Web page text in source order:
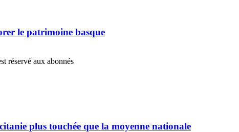
le patrimoine basque
réservé aux abonnés
plus touchée que la moyenne nationale